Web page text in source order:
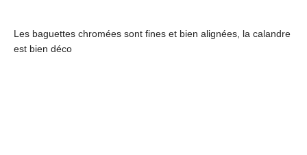
Les baguettes chromées sont fines et bien alignées, la calandre
est bien déco